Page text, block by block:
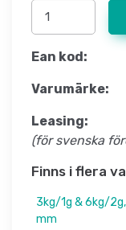
Ean kod:
Varumärke:
Leasing:
(för svenska
Finns i flera
3kg/1g & 6kg/
mm